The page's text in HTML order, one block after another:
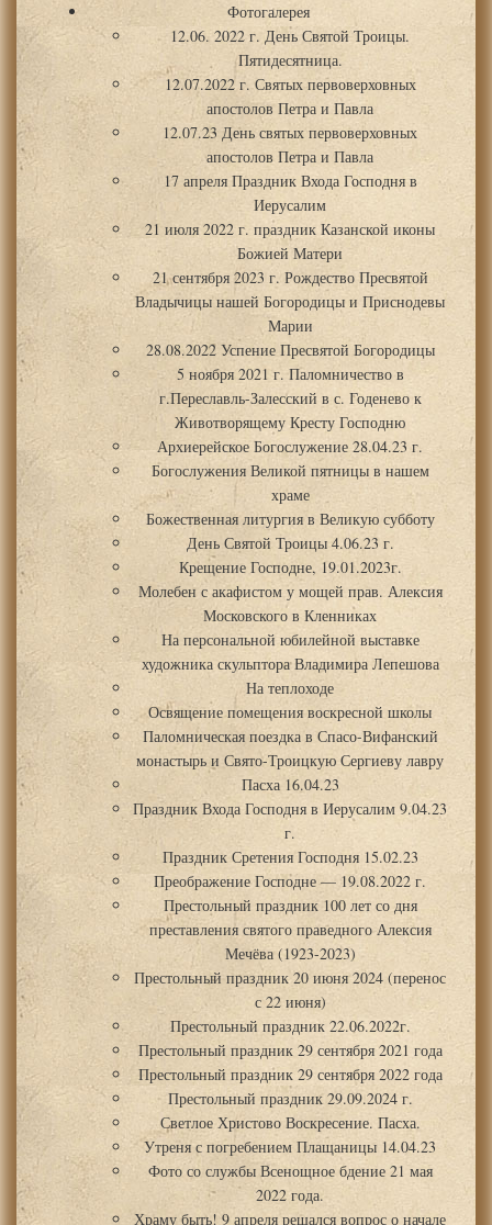
Фотогалерея
12.06. 2022 г. День Святой Троицы.
Пятидесятница.
12.07.2022 г. Святых первоверховных
апостолов Петра и Павла
12.07.23 День святых первоверховных
апостолов Петра и Павла
17 апреля Праздник Входа Господня в
Иерусалим
21 июля 2022 г. праздник Казанской иконы
Божией Матери
21 сентября 2023 г. Рождество Пресвятой
Владычицы нашей Богородицы и Приснодевы
Марии
28.08.2022 Успение Пресвятой Богородицы
5 ноября 2021 г. Паломничество в
г.Переславль-Залесский в с. Годенево к
Животворящему Кресту Господню
Архиерейское Богослужение 28.04.23 г.
Богослужения Великой пятницы в нашем
храме
Божественная литургия в Великую субботу
День Святой Троицы 4.06.23 г.
Крещение Господне, 19.01.2023г.
Молебен с акафистом у мощей прав. Алексия
Московского в Кленниках
На персональной юбилейной выставке
художника скульптора Владимира Лепешова
На теплоходе
Освящение помещения воскресной школы
Паломническая поездка в Спасо-Вифанский
монастырь и Свято-Троицкую Сергиеву лавру
Пасха 16.04.23
Праздник Входа Господня в Иерусалим 9.04.23
г.
Праздник Сретения Господня 15.02.23
Преображение Господне — 19.08.2022 г.
Престольный праздник 100 лет со дня
преставления святого праведного Алексия
Мечёва (1923-2023)
Престольный праздник 20 июня 2024 (перенос
с 22 июня)
Престольный праздник 22.06.2022г.
Престольный праздник 29 сентября 2021 года
Престольный праздник 29 сентября 2022 года
Престольный праздник 29.09.2024 г.
Светлое Христово Воскресение. Пасха.
Утреня с погребением Плащаницы 14.04.23
Фото со службы Всенощное бдение 21 мая
2022 года.
Храму быть! 9 апреля решался вопрос о начале